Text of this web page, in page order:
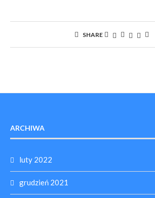
SHARE
ARCHIWA
luty 2022
grudzień 2021